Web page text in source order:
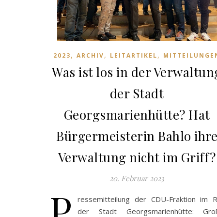
2023,ARCHIV, LEITARTIKEL,
Was ist los in der
der Stadt
Georgsmarienhütte? Hat
Bürgermeisterin Bahlo ihre
Verwaltung nicht im Griff?
20. Februar 2023
ressemitteilung der CDU-Fraktion im
der Stadt Georgsmarienhütte: